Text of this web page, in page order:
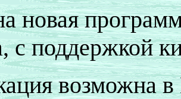
новая
с поддержкой
возможна